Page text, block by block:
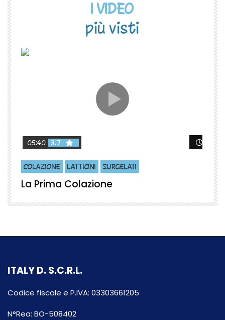
I VIDEO
più visti
05:40 3.7
COLAZIONE LATTICINI SURGELATI
La Prima Colazione
ITALY D. S.C.R.L.
Codice fiscale e P.IVA: 03303661205
N°Rea: BO-508402